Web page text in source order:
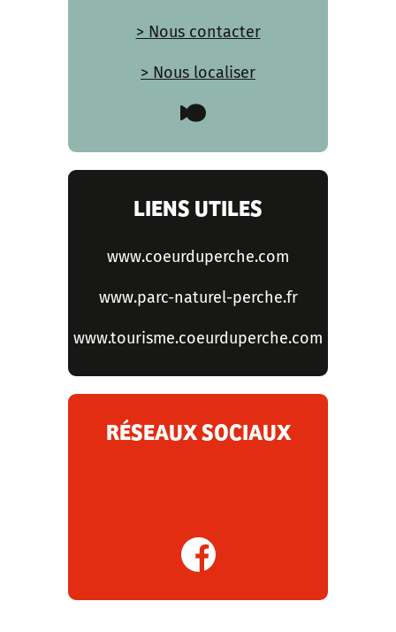
> Nous contacter
> Nous localiser
LIENS UTILES
www.coeurduperche.com
www.parc-naturel-perche.fr
www.tourisme.coeurduperche.com
RÉSEAUX SOCIAUX